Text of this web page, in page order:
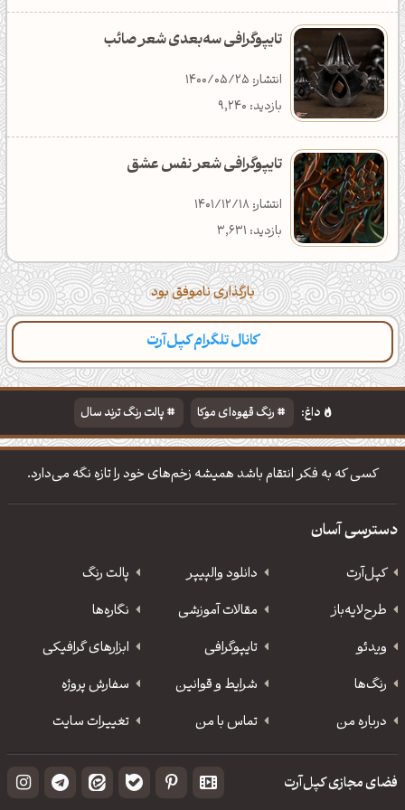
تایپوگرافی سه‌بعدی شعر صائب
انتشار: 1400/05/25
بازدید: 9,240
تایپوگرافی شعر نفس عشق
انتشار: 1401/12/18
بازدید: 3,631
بارگذاری ناموفق بود
کانال تلگرام کپل‌آرت
دسته‌بندی مطالب تازه تایپوگرافی پالت‌ها
داغ: رنگ قهوه‌ای موکا
پالت رنگ ترند سال
دانلود والپیپر مذهبی
تایپوگرافی شعر مولانا
کسی که به فکر انتقام باشد همیشه زخم‌های خود را تازه نگه می‌دارد.
دسترسی آسان
کپل‌آرت دانلود‌ والپیپر
پالت رنگ
طرح‌لایه‌باز
مقالات آموزشی
نگاره‌ها
ویدئو
‌تایپوگرافی
ابزارهای گرافیکی
رنگ‌ها
شرایط و قوانین
سفارش پروژه
درباره من
تماس با من تغییرات سایت
فضای مجازی کپل‌آرت